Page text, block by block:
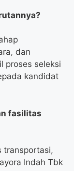
dan
proses seleksi
kandidat
fasilitas
transportasi,
Indah Tbk